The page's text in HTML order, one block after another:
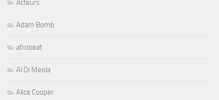
Adam Bomb
afrobeat
Al Di Meola
Alice Cooper
Angus Young